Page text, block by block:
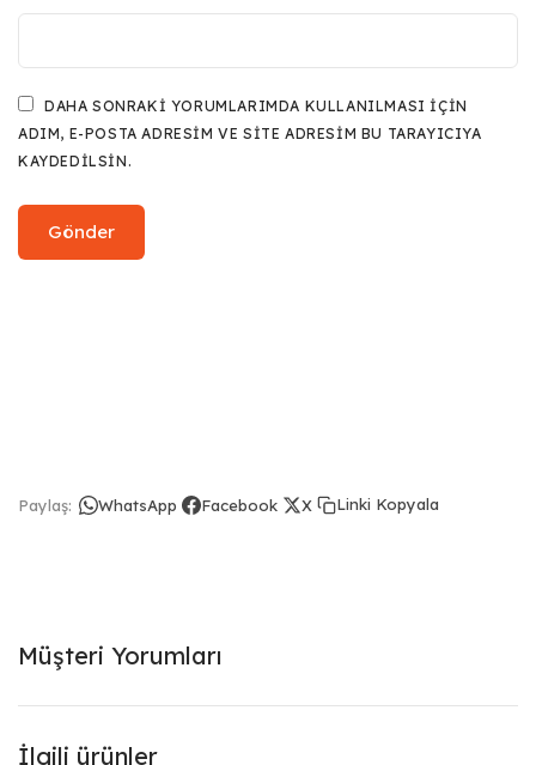
DAHA SONRAKI YORUMLARIMDA KULLANILMASI IÇIN
ADIM, E-POSTA ADRESIM VE SITE ADRESIM BU TARAYICIYA
KAYDEDILSIN.
Paylaş: WhatsApp Facebook X Linki Kopyala
Müşteri Yorumları
İlgili ürünler